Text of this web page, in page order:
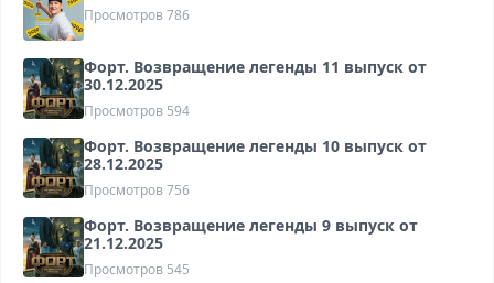
Просмотров786
Форт. Возвращение легенды 11 выпуск от
30.12.2025
Просмотров 594
Форт. Возвращение легенды 10 выпуск от
28.12.2025
Просмотров756
Форт. Возвращение легенды 9 выпуск от
21.12.2025
Просмотров 545